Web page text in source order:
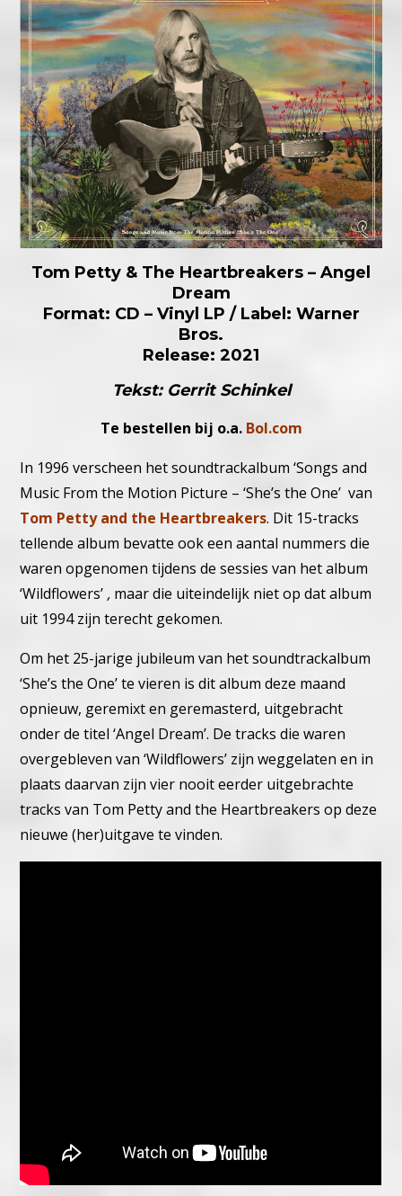
Tom Petty & The Heartbreakers – Angel
Dream
Format: CD – Vinyl LP / Label: Warner
Bros.
Release: 2021
Tekst: Gerrit Schinkel
Te bestellen bij o.a. Bol.com
In 1996 verscheen het soundtrackalbum ‘Songs and
Music From the Motion Picture – ‘She’s the One’ van
Tom Petty and the Heartbreakers. Dit 15-tracks
tellende album bevatte ook een aantal nummers die
waren opgenomen tijdens de sessies van het album
‘Wildflowers’ , maar die uiteindelijk niet op dat album
uit 1994 zijn terecht gekomen.
Om het 25-jarige jubileum van het soundtrackalbum
‘She’s the One’ te vieren is dit album deze maand
opnieuw, geremixt en geremasterd, uitgebracht
onder de titel ‘Angel Dream’. De tracks die waren
overgebleven van ‘Wildflowers’ zijn weggelaten en in
plaats daarvan zijn vier nooit eerder uitgebrachte
tracks van Tom Petty and the Heartbreakers op deze
nieuwe (her)uitgave te vinden.